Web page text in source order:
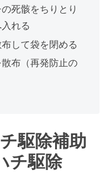
死骸をちりとり
れる
して袋を閉める
布（再発防止の
駆除補助
チ駆除